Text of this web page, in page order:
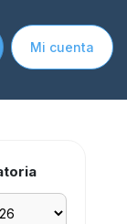
Mi cuenta